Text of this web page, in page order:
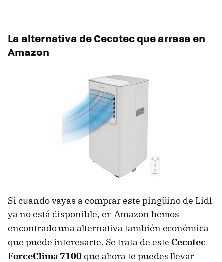
La alternativa de Cecotec que arrasa en
Amazon
Si cuando vayas a comprar este pingüino de Lidl
ya no está disponible, en Amazon hemos
encontrado una alternativa también económica
que puede interesarte. Se trata de este Cecotec
ForceClima 7100 que ahora te puedes llevar